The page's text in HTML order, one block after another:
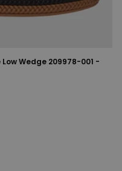
Wedge 209978-001 -